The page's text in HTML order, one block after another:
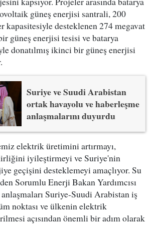
güneş enerjisi santrali, 200
kapasitesiyle desteklenen 274 megavat
güneş enerjisi tesisi ve batarya
donatılmış ikinci bir güneş enerjisi
Suriye ve Suudi Arabistan
ortak havayolu ve haberleşme
anlaşmalarını duyurdu
elektrik üretimini artırmayı,
iyileştirmeyi ve Suriye'nin
geçişini desteklemeyi amaçlıyor. Su
Sorumlu Enerji Bakan Yardımcısı
Suriye-Suudi Arabistan iş
noktası ve ülkenin elektrik
açısından önemli bir adım olarak